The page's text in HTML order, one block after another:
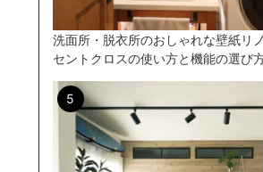
洗面所・脱衣所のおしゃれな壁紙リ
セントクロスの使い方と機能の選び